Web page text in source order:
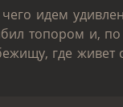
идем
топором и,
где живет